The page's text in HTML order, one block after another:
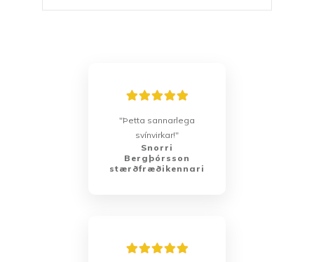
"Þetta sannarlega
svínvirkar!"
Snorri
Bergþórsson
stærðfræðikennari